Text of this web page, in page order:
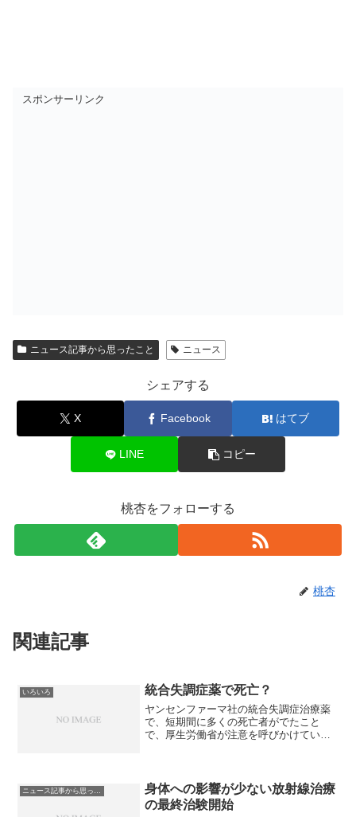
スポンサーリンク
ニュース記事から思ったこと ニュース
シェアする
X Facebook はてブ
LINE コピー
桃杏をフォローする
桃杏
関連記事
いろいろ 統合失調症薬で死亡？
ヤンセンファーマ社の統合失調症治療薬
で、短期間に多くの死亡者がでたこと
で、厚生労働省が注意を呼びかけている
者数1万700人（推定...
身体への影響が少ない放射線治療
の最終治験開始